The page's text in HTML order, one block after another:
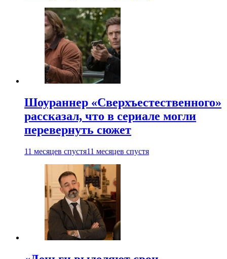
Шоураннер «Сверхъестественного»
рассказал, что в сериале могли
перевернуть сюжет
11 месяцев спустя11 месяцев спустя